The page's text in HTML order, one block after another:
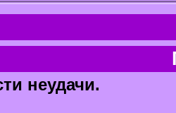
неудачи.